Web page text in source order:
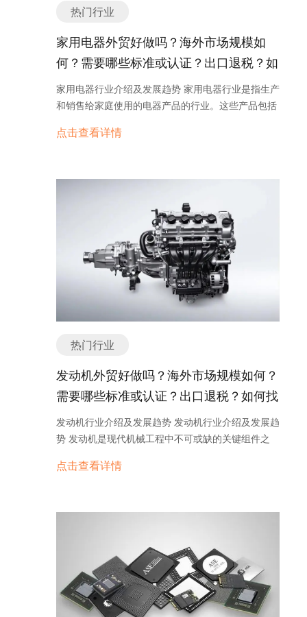
求，用户可以根据具体应用场景选择适合的焊机类
势如何？出口是否好做？ 焊机外贸形势目前相对较
好，出口市场依然具有较大的潜力。然而，由于国际
并非总是一帆风顺。在这种情况下，积极应对市场变
化、采取适当的策略和措施是至关重要的。 首先，对
于焊机行业来说，出口市场的竞争相对较激烈。许多
国家都有自己的焊机制造商，因此在出口业务中要与
区，以获得更多的出口机会。 其次，随着国际贸易环
境的不确定性增加，焊机出口企业需要密切关注国际
贸易政策的变化。贸易保护主义的抬头、关税壁垒的
提高等因素可能对出口业务造成影响。因此，企业需
要及时了解并适应相关政策的变化，寻找解决方案并
开展相应的调整。 此外，市场营销策略也是成功开展
焊机出口业务的关键。企业应根据不同国家和地区的
市场需求，制定相应的市场推广计划。这包括通过参
加国际贸易展览会、与当地经销商合作、建立品牌形
象等方式来提高产品知名度和市场份额。 总的来说，
焊机出口业务具有较大的发展潜力，但也面临一定的
挑战。企业需要密切关注国际贸易形势的变化，灵活
调整策略，提高产品质量和竞争力，同时制定有效的
市场营销计划，以实现持续的出口增长。 焊机海外市
场规模如何？ 焊机是一种广泛应用于各个行业的设
规模主要受到以下几个因素的影响。 首先，焊机在制
断提升，使得其在各个行业中的应用范围越来越广
泛。例如，现代焊机已经具备了自动化和智能化的功
能，能够大大提高焊接效率和质量。这些创新技术吸
引了更多海外买家的关注，进一步推动了海外市场的
麻醉效果。 2. 静脉麻醉机：静脉麻醉机通过静脉注
有静脉输液泵和药物输液系统，可以根据需要精确控
制药物的输注速度和剂量。 3. 局部麻醉机：局部麻
括局部麻醉注射器和局部麻醉泵。局部麻醉机通过将
麻醉药物注射到特定的部位来实现局部麻醉效果，可
以减轻动物手术时的疼痛和不适。 4. 监测麻醉机：
通过连接传感器和监测设备，可以实时监测动物的生
式。 以上是动物麻醉机的一些主要分类或种类，不同
的麻醉机适用于不同的动物和麻醉需求。在选择和使
用动物麻醉机时，需要根据具体的应用场景和动物特
点进行选择，并遵循相关的操作规范和安全要求。 如
有任何问题，欢迎微信联系我们。 动物麻醉机外贸形
势如何？出口是否好做？ 动物麻醉机 外贸形势是一
个复杂的话题，受到许多因素的影响。然而，总体来
说，动物麻醉机作为一种专业设备在国际市场上有着
广阔的出口潜力。 首先，动物麻醉机是在兽医行业中
不断增加，兽医行业的发展也越来越迅速。这导致了
对高质量动物麻醉机的需求增加，而国内市场供应有
麻醉机的技术水平和品质在国际市场上备受认可。中
国制造业在近年来取得了长足的发展，许多产品的质
量已经达到了国际标准。动物麻醉机作为高科技产品
之一，在国际市场上享有良好的声誉。这为中国企业
利条件。这对于动物麻醉机出口来说是一个积极的因
素。 然而，要想在国际市场上成功出口动物麻醉机，
企业还需要面对一些挑战。首先是市场竞争的激烈程
度。国际市场上已经存在许多知名的动物麻醉机制造
断涌现，推动了整个行业的发展。 第三，国家政策的
支持也对光学元器件行业的发展起到了积极的推动作
用。各国纷纷加大对光学元器件领域的研发投入，支
持光学元器件企业的创新发展，促进了行业的健康发
展。 未来，光学元器件行业仍将保持快速发展的势
头。随着信息通信技术的不断进步，对光学元器件的
进一步推动行业的发展。例如，光子集成技术、微纳
面，市场竞争将进一步加剧，企业需要不断提升技术
保护和可持续发展的要求也将对行业产生影响，企业
需要关注环保标准和节能减排等方面的要求。 总之，
光学元器件行业是一个充满机遇和挑战的行业。随着
科技的进步和需求的增长，光学元器件行业将继续发
展壮大，并为人们的生活和工作带来更多的便利和创
新。 光学元器件产品主要分类或种类有哪些？ 光学
其功能和应用领域的不同，可以分为以下几类： 1.
焦的元器件。根据其形状和功能的不同，可以分为凸
透镜、凹透镜、球面透镜、非球面透镜等。 2. 光学
特定波长的光线的元器件。常见的光学滤波器有颜色
滤光片、中心波长滤波片、窄带滤波器等。 3. 光学
棱镜：光学棱镜是一种能够使光线发生折射和偏转的
振器是一种能够选择性地传递或阻挡特定偏振方向的
束器等。 5. 光学光栅：光学光栅是一种能够将入射
光线分散成不同波长的光谱的元器件。常见的光学光
栅有衍射光栅、反射光栅等。 6. 光学接收器：光学
接收器是一种能够将光信号转换为电信号的元器件。
常见的光学接收器有光电二极管、光电探测器等。 7.
热门行业
家用电器外贸好做吗？海外市场规模如
何？需要哪些标准或认证？出口退税？如
何找分销商或客户？
家用电器行业介绍及发展趋势 家用电器行业是指生产
和销售给家庭使用的电器产品的行业。这些产品包括
着科技的进步和人们生活水平的提高，家用电器在现
过去的几十年里，家用电器行业经历了快速的发展和
创新。 目前，家用电器行业正面临着一些重要的发展
趋势。首先，智能家居技术的兴起为家用电器行业带
来了新的机遇。通过将家用电器与互联网连接，人们
可以通过手机或其他智能设备来远程控制和监控家
电。这不仅提高了生活的便利性，还可以实现能源的
智能管理。 其次，环保和节能已成为家用电器行业发
展的重要方向。随着全球气候变化问题的日益严重，
商正在致力于开发更加节能和环保的产品，例如使用
节能灯泡和低能耗电子元件。此外，一些家用电器还
采用了太阳能和风能等可再生能源，以减少对传统能
源的依赖。 另外，人们对于健康和舒适生活的追求也
推动了家用电器行业的发展。例如，空气净化器和健
康睡眠设备的需求不断增加。人们越来越注重家居环
睡眠质量。 总之，家用电器行业在不断创新和发展
我们可以期待更多功能更强大、更节能环保的家用电
用电器是指用于家庭生活中的电力设备和电子产品。
根据功能和用途的不同，家用电器可以分为以下几个
主要分类或种类： 1. 厨房电器：包括冰箱、洗碗
机、烤箱、微波炉、电饭煲、电磁炉、榨汁机、咖啡
点击查看详情
热门行业
发动机外贸好做吗？海外市场规模如何？
需要哪些标准或认证？出口退税？如何找
分销商或客户？
发动机行业介绍及发展趋势 发动机行业介绍及发展趋
势 发动机是现代机械工程中不可或缺的关键组件之
它的作用是将能量转化为机械动力，驱动各种设备运
模庞大，市场竞争激烈。主要的发动机制造商集中在
欧美和亚洲地区，包括通用汽车、福特、大众、丰
田、本田等知名汽车制造商。 发动机行业的发展趋势
主要体现在以下几个方面： 1. 环保技术的发展：随
点击查看详情